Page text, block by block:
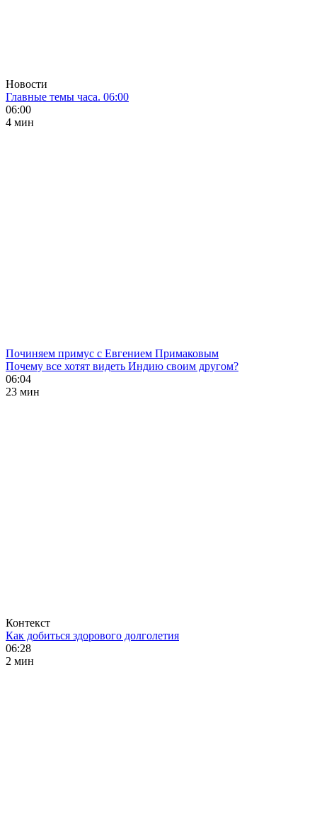
Новости
Главные темы часа. 06:00
06:00
4 мин
Починяем примус с Евгением Примаковым
Почему все хотят видеть Индию своим другом?
06:04
23 мин
Контекст
Как добиться здорового долголетия
06:28
2 мин